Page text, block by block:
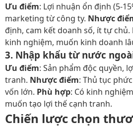
Ưu điểm: Lợi nhuận ổn định (5-
marketing từ công ty. Nhược
định, cam kết doanh số, ít tự chủ.
kinh nghiệm, muốn kinh doanh
3. Nhập khẩu từ nước
Ưu điểm: Sản phẩm độc quyền,
tranh. Nhược điểm: Thủ tục
vốn lớn. Phù hợp: Có kinh
muốn tạo lợi thế cạnh tranh.
Chiến lược chọn